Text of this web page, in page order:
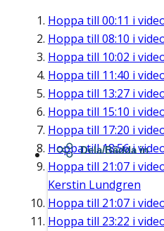
Hoppa till 00:11 i
Hoppa till 08:10 i
Hoppa till 10:02 i
Hoppa till 11:40 i
Hoppa till 13:27 i
Hoppa till 15:10 i
Hoppa till 17:20 i
Hoppa till18:56i
Hoppa till 21:07 i
Kerstin Lundgren
Hoppa till 21:07 i
Hoppa till 23:22 i
Dela/Bädda in